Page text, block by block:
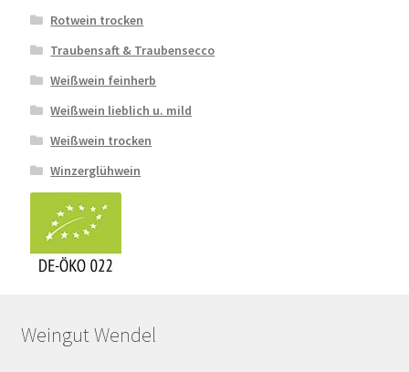
Rotwein trocken
Traubensaft & Traubensecco
Weißwein feinherb
Weißwein lieblich u. mild
Weißwein trocken
Winzerglühwein
Weingut Wendel